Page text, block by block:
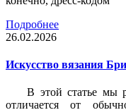
Подробнее
26.02.2026
Искусство вязания
В этой статье мы
отличается от